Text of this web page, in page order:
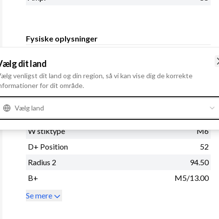
Fysiske oplysninger
Remstrammerhul 1
Radius
Størrelse Bøjlehul - bag
11.00
Remskive
Uden
W stiktype
M6
D+ Position
52
Radius 2
94.50
B+
M5/13.00
Se mere
dit land
venligst dit land og din region, så vi kan vise dig de korrekte
for dit område.
Vælg land